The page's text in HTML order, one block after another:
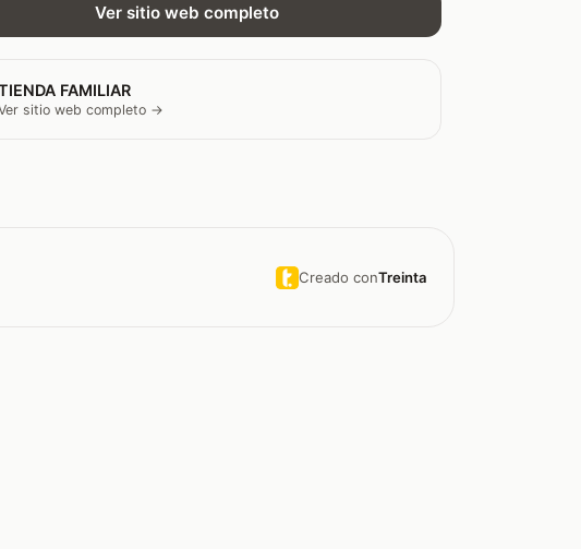
Ver sitio web completo
FAMILIAR
sitio web completo →
Creado conTreinta